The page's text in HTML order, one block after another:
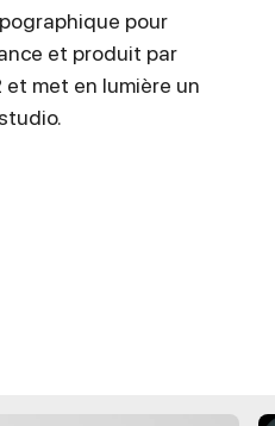
pour
et produit par
et met en lumière un